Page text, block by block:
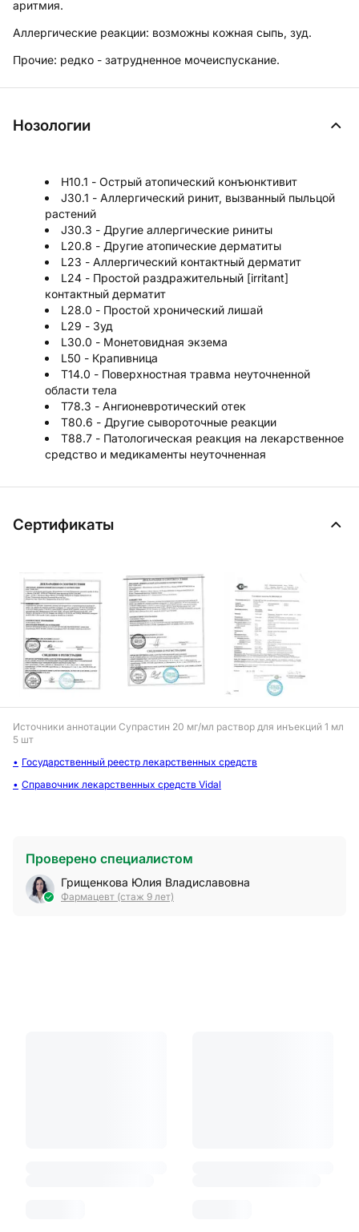
аритмия.
Аллергические реакции: возможны кожная сыпь, зуд.
Прочие: редко - затрудненное мочеиспускание.
Нозологии
H10.1 - Острый атопический конъюнктивит
J30.1 - Аллергический ринит, вызванный пыльцой
растений
J30.3 - Другие аллергические риниты
L20.8 - Другие атопические дерматиты
L23 - Аллергический контактный дерматит
L24 - Простой раздражительный [irritant]
контактный дерматит
L28.0 - Простой хронический лишай
L29 - Зуд
L30.0 - Монетовидная экзема
L50 - Крапивница
T14.0 - Поверхностная травма неуточненной
области тела
T78.3 - Ангионевротический отек
T80.6 - Другие сывороточные реакции
T88.7 - Патологическая реакция на лекарственное
средство и медикаменты неуточненная
Сертификаты
Источники аннотации Супрастин 20 мг/мл раствор для инъекций 1 мл
5 шт
Государственный реестр лекарственных средств
Справочник лекарственных средств Vidal
Проверено специалистом
Грищенкова Юлия Владиславовна
Фармацевт (стаж 9 лет)